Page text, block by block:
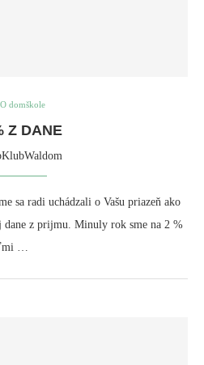
O domškole
Z DANE
sa radi uchádzali o Vašu priazeň ako
dane z prijmu. Minuly rok sme na 2 %
…